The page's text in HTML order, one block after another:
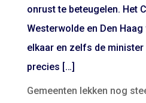
onrust te beteugelen. Het
Westerwolde en Den
elkaar en zelfs de minister
precies […]
Gemeenten lekken nog